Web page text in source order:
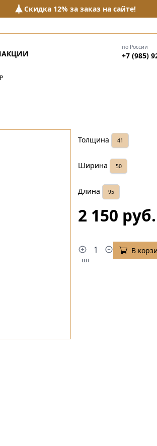
Скидка 12% за заказ на сайте!
АКЦИИ
по России
+7 (985)
Толщина 41
Ширина 50
Длина 95
2 150 руб.
шт
В